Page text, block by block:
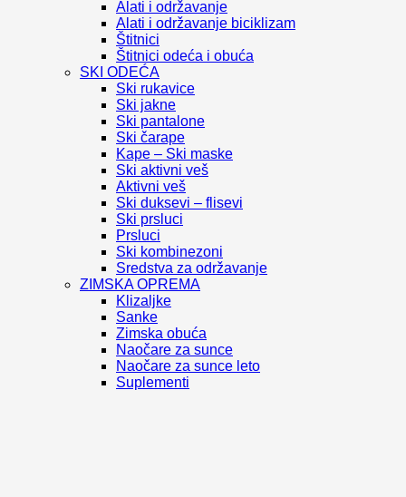
Alati i održavanje
Alati i održavanje biciklizam
Štitnici
Štitnici odeća i obuća
SKI ODEĆA
Ski rukavice
Ski jakne
Ski pantalone
Ski čarape
Kape – Ski maske
Ski aktivni veš
Aktivni veš
Ski duksevi – flisevi
Ski prsluci
Prsluci
Ski kombinezoni
Sredstva za održavanje
ZIMSKA OPREMA
Klizaljke
Sanke
Zimska obuća
Naočare za sunce
Naočare za sunce leto
Suplementi